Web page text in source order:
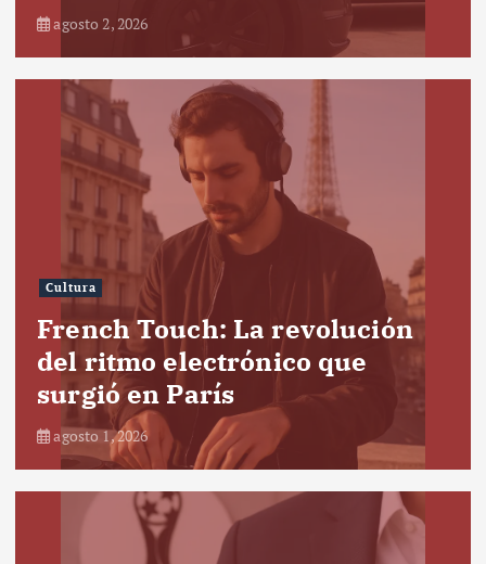
agosto 2, 2026
Cultura
French Touch: La revolución
del ritmo electrónico que
surgió en París
agosto 1, 2026